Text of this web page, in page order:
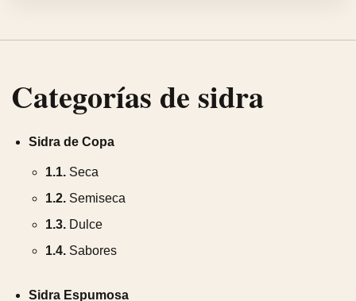
Categorías de sidra
Sidra de Copa
1.1. Seca
1.2. Semiseca
1.3. Dulce
1.4. Sabores
Sidra Espumosa